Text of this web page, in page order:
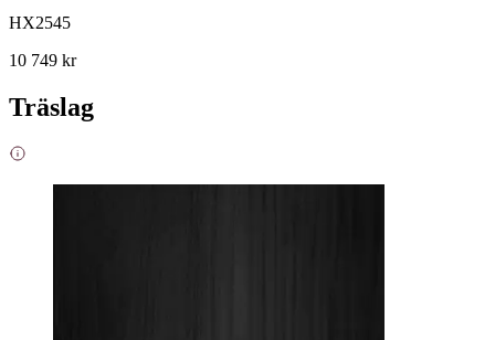
HX2545
10 749 kr
Träslag